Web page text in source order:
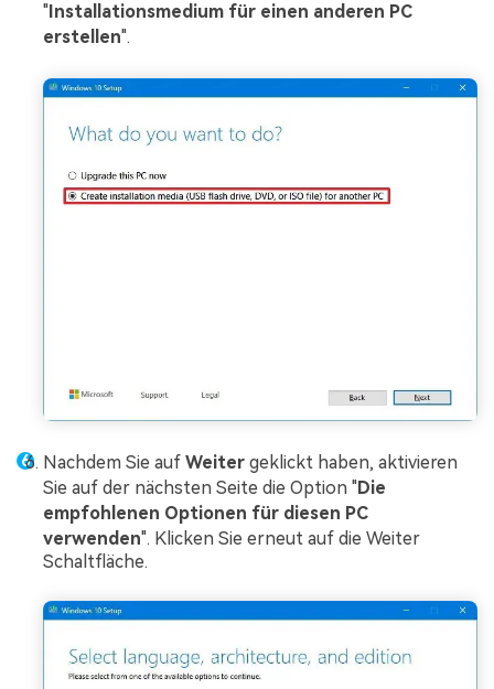
"Installationsmedium für einen anderen PC
erstellen".
Nachdem Sie auf Weiter geklickt haben, aktivieren
Sie auf der nächsten Seite die Option "Die
empfohlenen Optionen für diesen PC
verwenden". Klicken Sie erneut auf die Weiter
Schaltfläche.